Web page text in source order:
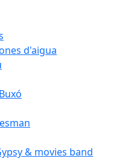
d'aigua
& movies band